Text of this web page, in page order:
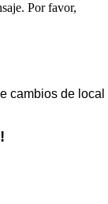
Por favor,
cambios de local